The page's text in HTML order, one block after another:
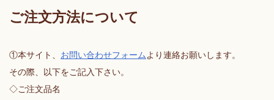
ご注文方法について
①本サイト、 お問い合わせフォーム より連絡お願いします。
その際、以下をご記入下さい。
◇ご注文品名